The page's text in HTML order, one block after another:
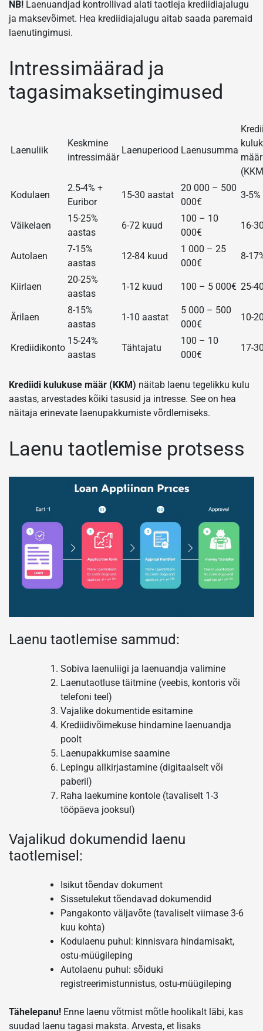
NB! Laenuandjad kontrollivad alati taotleja krediidiajalugu
ja maksevõimet. Hea krediidiajalugu aitab saada paremaid
laenutingimusi.
Intressimäärad ja
tagasimaksetingimused
Laenuliik
Keskmine
intressimäär
Laenuperiood Laenusumma
määr
Kodulaen
2.5-4% +
Euribor
15-30 aastat
20 000 – 500
000€
3-5%
Väikelaen
15-25%
aastas
6-72 kuud
100 – 10
000€
16-
Autolaen
7-15%
aastas
12-84 kuud
1 000 – 25
000€
8-
Kiirlaen
20-25%
aastas
1-12 kuud 100 – 5 000€ 25-
Ärilaen
8-15%
aastas
1-10 aastat
5 000 – 500
000€
10-
Krediidikonto
15-24%
aastas
Tähtajatu
100 – 10
000€
17-
Krediidi kulukuse määr (KKM) näitab laenu tegelikku kulu
aastas, arvestades kõiki tasusid ja intresse. See on hea
näitaja erinevate laenupakkumiste võrdlemiseks.
Laenu taotlemise protsess
Laenu taotlemise sammud:
Sobiva laenuliigi ja laenuandja valimine
Laenutaotluse täitmine (veebis, kontoris või
telefoni teel)
Vajalike dokumentide esitamine
Krediidivõimekuse hindamine laenuandja
poolt
Laenupakkumise saamine
Lepingu allkirjastamine (digitaalselt või
paberil)
Raha laekumine kontole (tavaliselt 1-3
tööpäeva jooksul)
Vajalikud dokumendid laenu
taotlemisel:
Isikut tõendav dokument
Sissetulekut tõendavad dokumendid
Pangakonto väljavõte (tavaliselt viimase 3-6
kuu kohta)
Kodulaenu puhul: kinnisvara hindamisakt,
ostu-müügileping
Autolaenu puhul: sõiduki
registreerimistunnistus, ostu-müügileping
Tähelepanu! Enne laenu võtmist mõtle hoolikalt läbi, kas
suudad laenu tagasi maksta. Arvesta, et lisaks